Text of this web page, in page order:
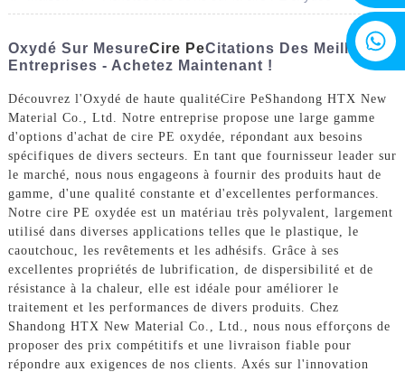
Oxydé Sur MesureCire PeCitations Des Meilleures
Entreprises - Achetez Maintenant !
Découvrez l'Oxydé de haute qualitéCire PeShandong HTX New
Material Co., Ltd. Notre entreprise propose une large gamme
d'options d'achat de cire PE oxydée, répondant aux besoins
spécifiques de divers secteurs. En tant que fournisseur leader sur
le marché, nous nous engageons à fournir des produits haut de
gamme, d'une qualité constante et d'excellentes performances.
Notre cire PE oxydée est un matériau très polyvalent, largement
utilisé dans diverses applications telles que le plastique, le
caoutchouc, les revêtements et les adhésifs. Grâce à ses
excellentes propriétés de lubrification, de dispersibilité et de
résistance à la chaleur, elle est idéale pour améliorer le
traitement et les performances de divers produits. Chez
Shandong HTX New Material Co., Ltd., nous nous efforçons de
proposer des prix compétitifs et une livraison fiable pour
répondre aux exigences de nos clients. Axés sur l'innovation